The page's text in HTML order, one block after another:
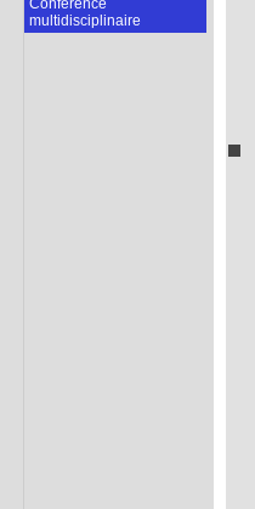
Conférence
multidisciplinaire